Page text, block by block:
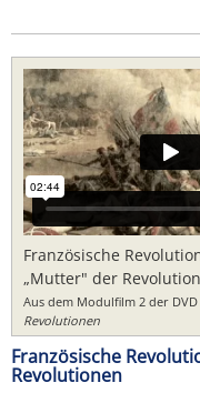
Französische
„Mutter" der
Aus dem Modulfilm 2 der DVD
Revolutionen
Französische
Revolutionen